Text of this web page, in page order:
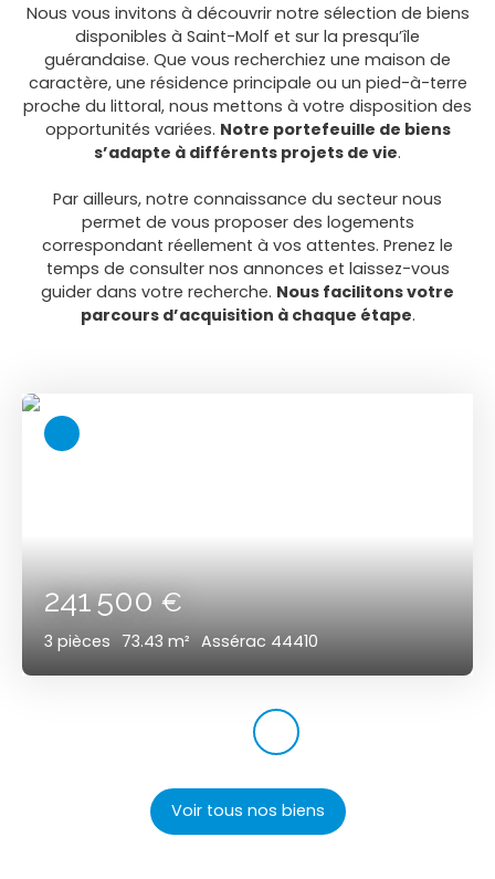
Nous vous invitons à découvrir notre sélection de biens
disponibles à Saint-Molf et sur la presqu’île
guérandaise. Que vous recherchiez une maison de
caractère, une résidence principale ou un pied-à-terre
proche du littoral, nous mettons à votre disposition des
opportunités variées. Notre portefeuille de biens
s’adapte à différents projets de vie.
Par ailleurs, notre connaissance du secteur nous
permet de vous proposer des logements
correspondant réellement à vos attentes. Prenez le
temps de consulter nos annonces et laissez-vous
guider dans votre recherche. Nous facilitons votre
parcours d’acquisition à chaque étape.
241 500€
3 pièces 73.43 m² Assérac 44410
Voir tous nos biens